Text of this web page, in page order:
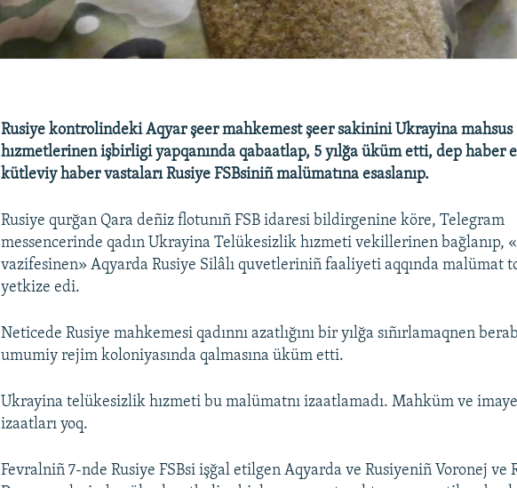
Rusiye kontrolindeki Aqyar şeer mahkemest şeer sakinini Ukrayina mahsus
hızmetlerinen işbirligi yapqanında qabaatlap, 5 yılğa üküm etti, dep haber
kütleviy haber vastaları Rusiye FSBsiniñ malümatına esaslanıp.
Rusiye qurğan Qara deñiz flotunıñ FSB idaresi bildirgenine köre, Telegram
messencerinde qadın Ukrayina Telükesizlik hızmeti vekillerinen bağlanıp,
vazifesinen» Aqyarda Rusiye Silâlı quvetleriniñ faaliyeti aqqında malümat
yetkize edi.
Neticede Rusiye mahkemesi qadınnı azatlığını bir yılğa sıñırlamaqnen
umumiy rejim koloniyasında qalmasına üküm etti.
Ukrayina telükesizlik hızmeti bu malümatnı izaatlamadı. Mahküm ve
izaatları yoq.
Fevralniñ 7-nde Rusiye FSBsi işğal etilgen Aqyarda ve Rusiyeniñ Voronej ve